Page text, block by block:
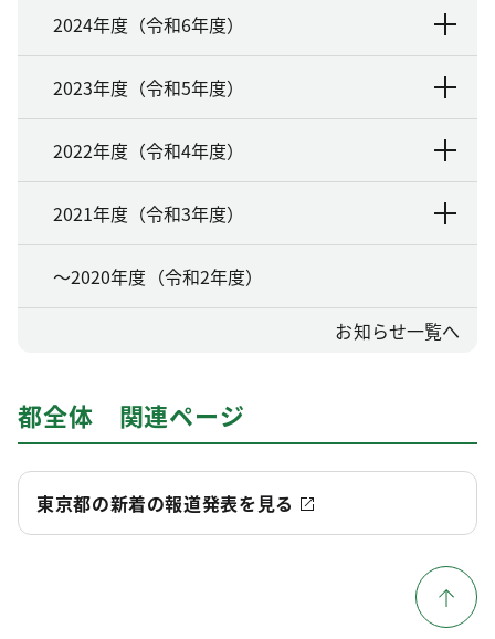
2024年度（令和6年度）
2023年度（令和5年度）
2022年度（令和4年度）
2021年度（令和3年度）
～2020年度（令和2年度）
お知らせ一覧へ
都全体 関連ページ
東京都の新着の報道発表を見る